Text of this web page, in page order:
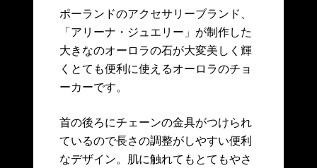
ポーランドのアクセサリーブランド、
「アリーナ・ジュエリー」が制作した
大きなのオーロラの石が大変美しく輝
くとても便利に使えるオーロラのチョ
ーカーです。
首の後ろにチェーンの金具がつけられ
ているので長さの調整がしやすい便利
なデザイン。肌に触れてもとてもやさ